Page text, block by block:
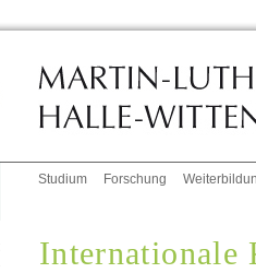
Studium Forschung
Internationale